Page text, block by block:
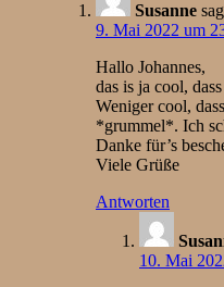
Susanne
9. Mai 2022 um
Hallo Johannes,
das is ja cool,
Weniger cool,
*grummel*. Ich
Danke für’s
Viele Grüße
Antworten
10. Mai